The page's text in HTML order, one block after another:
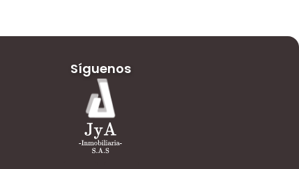
Síguenos